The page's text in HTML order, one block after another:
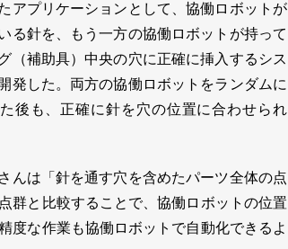
アプリケーションとして、協働ロボットが
る針を、もう一方の協働ロボットが持って
（補助具）中央の穴に正確に挿入するシス
発した。両方の協働ロボットをランダムに
後も、正確に針を穴の位置に合わせられ
んは「針を通す穴を含めたパーツ全体の点
群と比較することで、協働ロボットの位置
度な作業も協働ロボットで自動化できるよ